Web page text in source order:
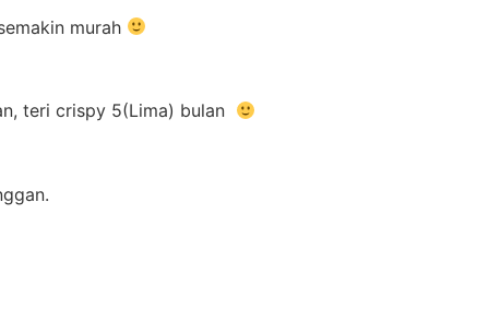
murah
teri crispy 5(Lima) bulan